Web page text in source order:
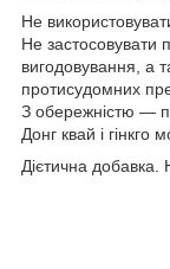
Не
Не застосовувати
вигодовування, а
протисудомних
З обережністю —
Донг квай і гінкго
Дієтична добавка.